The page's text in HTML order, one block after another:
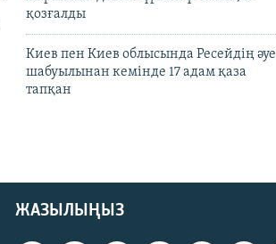
қозғалды
Киев пен Киев облысында Ресейдің әуе
шабуылынан кемінде 17 адам қаза
тапқан
ЖАЗЫЛЫҢЫЗ